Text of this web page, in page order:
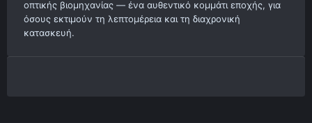
οπτικής βιομηχανίας — ένα αυθεντικό κομμάτι εποχής, για
όσους εκτιμούν τη λεπτομέρεια και τη διαχρονική
κατασκευή.